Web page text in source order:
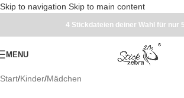
Skip to navigation Skip to main content
4 Stickdateien deiner Wahl für nur
MENU
Start/Kinder/Mädchen